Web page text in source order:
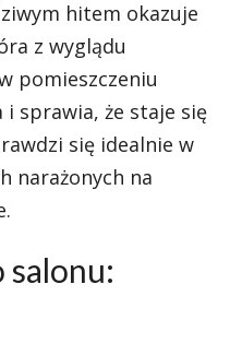
hitem okazuje
z wyglądu
pomieszczeniu
i sprawia, że staje się
się idealnie w
narażonych na
salonu: